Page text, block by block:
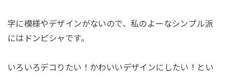
字に模様やデザインがないので、私のよーなシンプル派
にはドンピシャです。
いろいろデコりたい！かわいいデザインにしたい！とい